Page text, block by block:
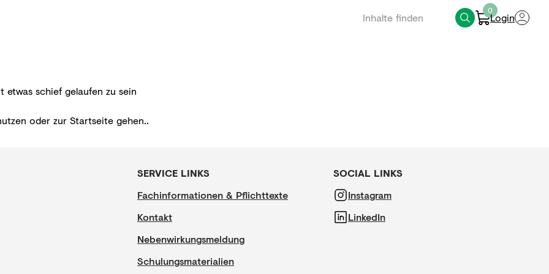
0
Login
etwas schief gelaufen zu sein
oder zur Startseite gehen..
SERVICE LINKS
Fachinformationen & Pflichttexte
Kontakt
Nebenwirkungsmeldung
Schulungsmaterialien
SOCIAL LINKS
Instagram
LinkedIn